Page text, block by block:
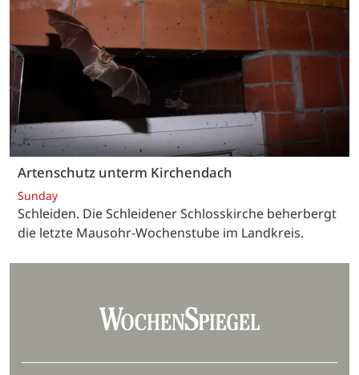
Artenschutz unterm Kirchendach
Sunday
Schleiden. Die Schleidener Schlosskirche beherbergt
die letzte Mausohr-Wochenstube im Landkreis.